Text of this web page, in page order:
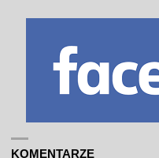
KOMENTARZE